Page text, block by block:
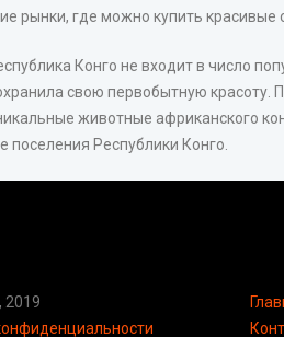
рынки, где можно купить красивые
Конго не входит в число
свою первобытную красоту.
животные африканского
поселения Республики Конго.
, 2019